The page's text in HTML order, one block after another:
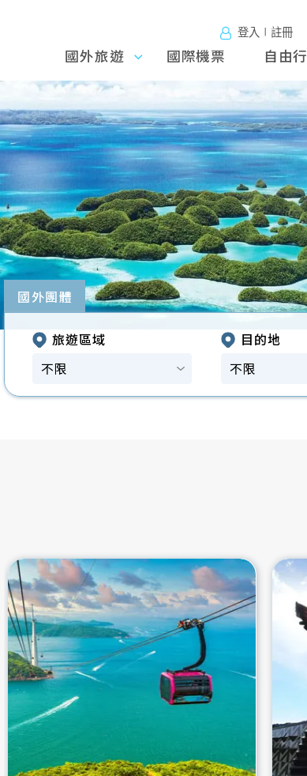
登入∣註冊
國外旅
遊
國外旅遊 國際機票 自由行
往前
國外團體
旅遊區域 目的地